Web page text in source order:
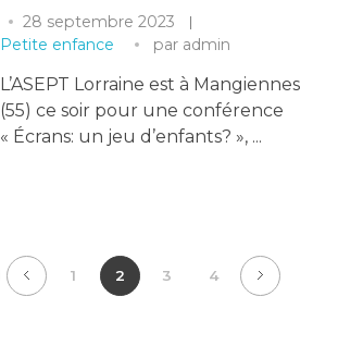
28 septembre 2023
Petite enfance
par admin
L’ASEPT Lorraine est à Mangiennes
(55) ce soir pour une conférence
« Écrans: un jeu d’enfants? », ...
1 2 3 4